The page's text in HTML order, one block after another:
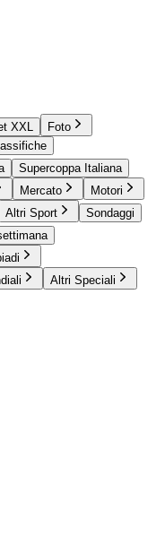
XXL
Foto
Supercoppa Italiana
Mercato
Motori
Altri Sport
Sondaggi
Altri Speciali